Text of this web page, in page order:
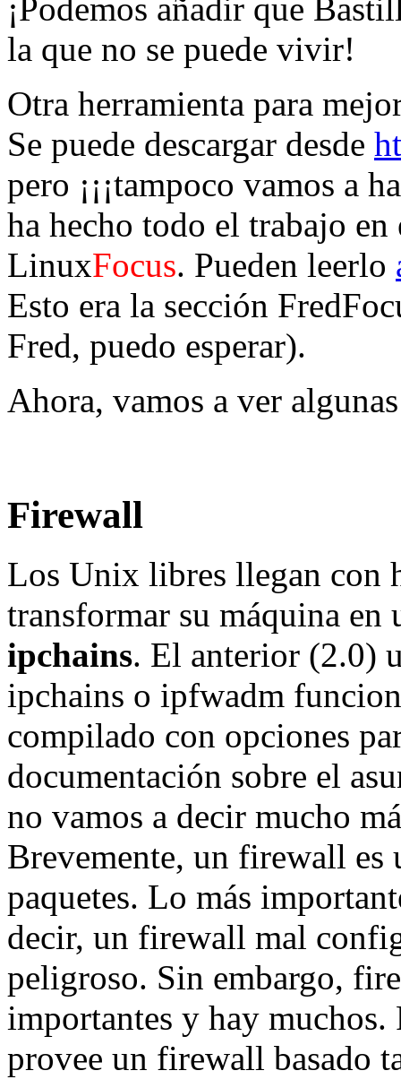
¡Podemos añadir que
la que no se puede vivir!
Otra herramienta para
Se puede descargar desde
pero ¡¡¡tampoco vamos a
ha hecho todo el trabajo
LinuxFocus. Pueden leerlo
Esto era la sección
Fred, puedo esperar).
Ahora, vamos a ver
Firewall
Los Unix libres llegan con
transformar su máquina
ipchains. El anterior (2.0)
ipchains o ipfwadm
compilado con opciones
documentación sobre el
no vamos a decir mucho
Brevemente, un firewall es
paquetes. Lo más
decir, un firewall mal
peligroso. Sin embargo,
importantes y hay
provee un firewall basado